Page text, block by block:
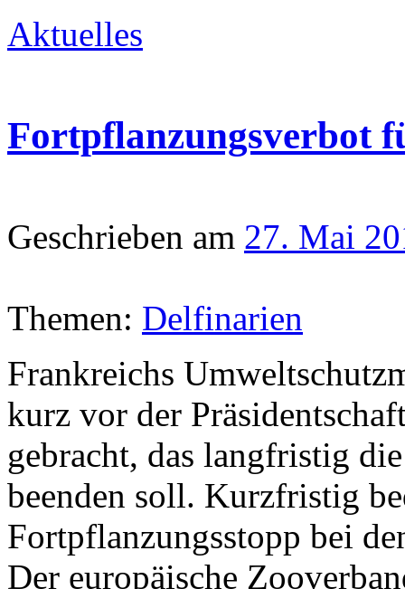
Aktuelles
Fortpflanzungsverbot
Geschrieben am 27. Mai
Themen: Delfinarien
Frankreichs
kurz vor der
gebracht, das langfristig
beenden soll. Kurzfristig
Fortpflanzungsstopp bei
Der europäische